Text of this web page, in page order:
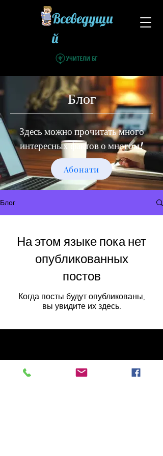
Всеведущи
й
Блог
Здесь можно прочитать много
интересных фактов о многом!
Абонати
Блог
На этом языке пока нет
опубликованных
постов
Когда посты будут опубликованы,
вы увидите их здесь.